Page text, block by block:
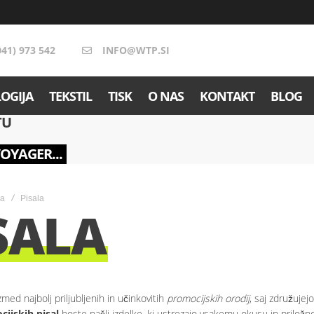
973 542 INFO@WTP.SI
TEKSTIL TISK O NAS KONTAKT BLOG
Pisala
najbolj priljubljenih in učinkovitih promocijskih orodij, saj